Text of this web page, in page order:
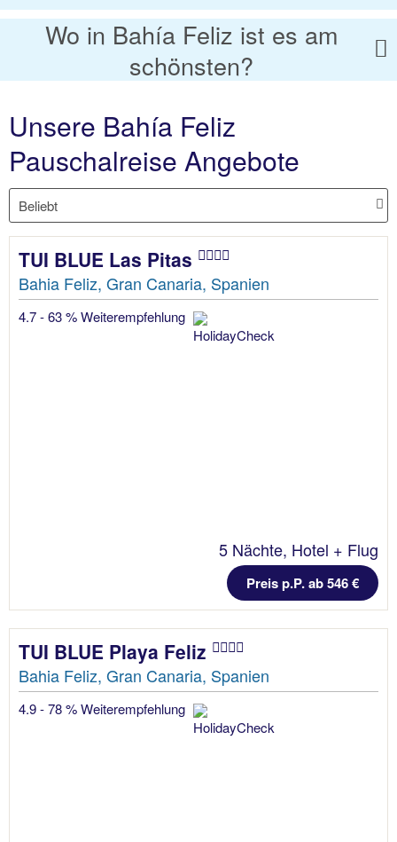
Wo in Bahía Feliz ist es am
schönsten?
Unsere Bahía Feliz
Pauschalreise Angebote
TUI BLUE Las Pitas
Bahia Feliz, Gran Canaria, Spanien
4.7 - 63 % Weiterempfehlung
5 Nächte, Hotel + Flug
Preis p.P. ab 546 €
TUI BLUE Playa Feliz
Bahia Feliz, Gran Canaria, Spanien
4.9 - 78 % Weiterempfehlung